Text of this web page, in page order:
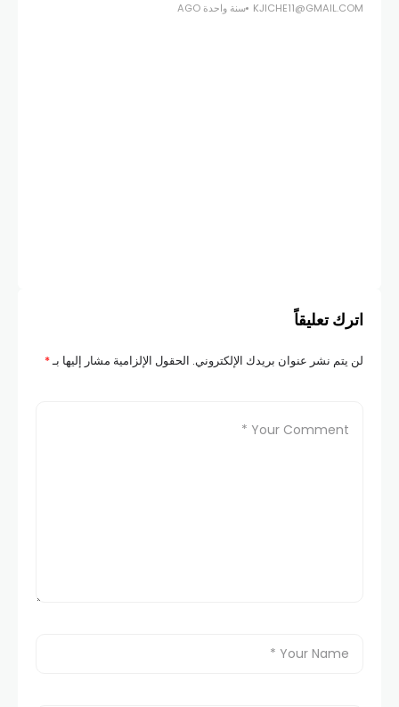
KJICHE11@GMAIL.COM سنة واحدة AGO
اترك تعليقاً
لن يتم نشر عنوان بريدك الإلكتروني. الحقول الإلزامية مشار إليها بـ*